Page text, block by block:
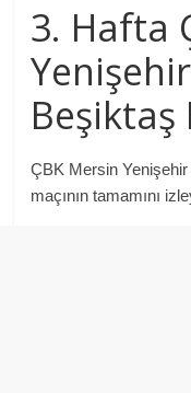
3. Hafta
Beşiktaş
ÇBK Mersin
maçının tamamını